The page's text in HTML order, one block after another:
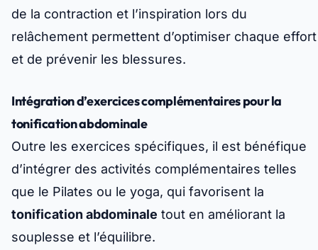
de la contraction et l’inspiration lors du
relâchement permettent d’optimiser chaque effort
et de prévenir les blessures.
Intégration d’exercices complémentaires pour la
tonification abdominale
Outre les exercices spécifiques, il est bénéfique
d’intégrer des activités complémentaires telles
que le Pilates ou le yoga, qui favorisent la
tonification abdominale tout en améliorant la
souplesse et l’équilibre.